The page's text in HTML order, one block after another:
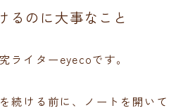
るのに大事なこと
ライターeyecoです。
続ける前に、ノートを開いて